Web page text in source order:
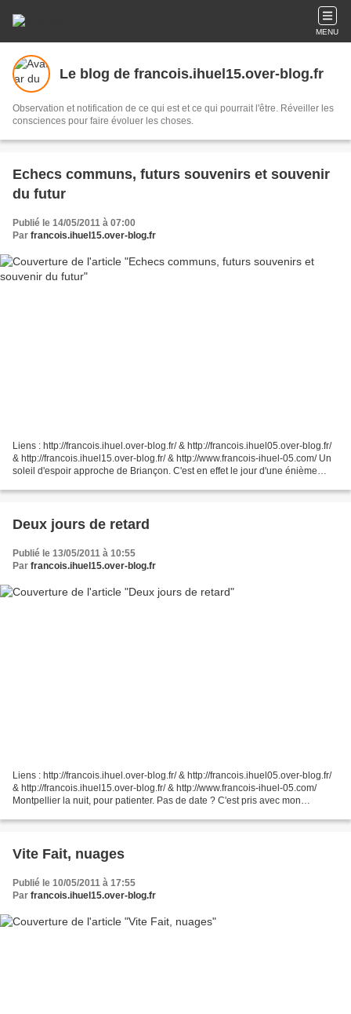
MENU
Le blog de francois.ihuel15.over-blog.fr
Observation et notification de ce qui est et ce qui pourrait l'être. Réveiller les
consciences pour faire évoluer les choses.
Echecs communs, futurs souvenirs et souvenir
du futur
Publié le 14/05/2011 à 07:00
Par francois.ihuel15.over-blog.fr
Liens : http://francois.ihuel.over-blog.fr/ & http://francois.ihuel05.over-blog.fr/
& http://francois.ihuel15.over-blog.fr/ & http://www.francois-ihuel-05.com/ Un
soleil d'espoir approche de Briançon. C'est en effet le jour d'une énième
Deux jours de retard
Publié le 13/05/2011 à 10:55
Par francois.ihuel15.over-blog.fr
Liens : http://francois.ihuel.over-blog.fr/ & http://francois.ihuel05.over-blog.fr/
& http://francois.ihuel15.over-blog.fr/ & http://www.francois-ihuel-05.com/
Montpellier la nuit, pour patienter. Pas de date ? C'est pris avec mon
Vite Fait, nuages
Publié le 10/05/2011 à 17:55
Par francois.ihuel15.over-blog.fr